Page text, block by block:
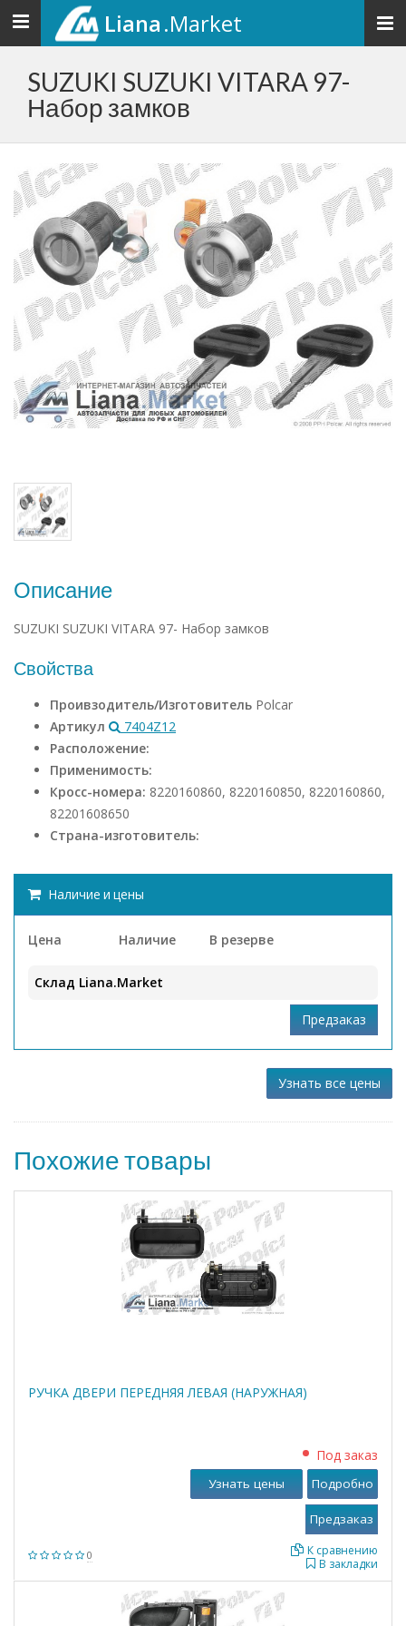
Toggle
navigation
Liana.Market
SUZUKI SUZUKI VITARA 97-
Набор замков
Описание
SUZUKI SUZUKI VITARA 97- Набор замков
Свойства
Проивзодитель/Изготовитель Polcar
Артикул
7404Z12
Расположение:
Применимость:
Кросс-номера: 8220160860, 8220160850, 8220160860,
82201608650
Страна-изготовитель:
Наличие и цены
Цена Наличие В резерве
Склад Liana.Market
Узнать все цены
Похожие товары
РУЧКА ДВЕРИ ПЕРЕДНЯЯ ЛЕВАЯ (НАРУЖНАЯ)
0
Под заказ
В закладки
К сравнению
Узнать цены Подробно